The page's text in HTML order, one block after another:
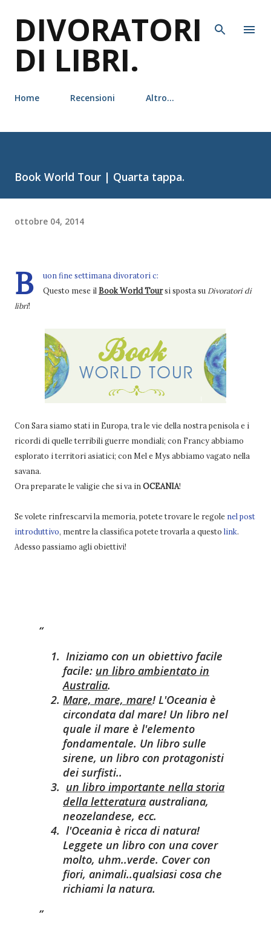
DIVORATORI
DI LIBRI.
Home Recensioni Altro…
Book World Tour | Quarta tappa.
ottobre 04, 2014
B
uon fine settimana divoratori c:
Questo mese il Book World Toursi sposta su Divoratori di
libri!
Con Sara siamo stati in Europa, tra le vie della nostra penisola e i
ricordi di quelle terribili guerre mondiali; con Francy abbiamo
esplorato i territori asiatici; con Mel e Mys abbiamo vagato nella
savana.
Ora preparate le valigie che si va in OCEANIA!
Se volete rinfrescarvi la memoria, potete trovare le regole nel post
introduttivo, mentre la classifica potete trovarla a questo link.
Adesso passiamo agli obiettivi!
Iniziamo con un obiettivo facile
facile: un libro ambientato in
Australia.
Mare, mare, mare!L'Oceania è
circondata dal mare! Un libro nel
quale il mare è l'elemento
fondamentale. Un libro sulle
sirene, un libro con protagonisti
dei surfisti..
un libro importante nella storia
della letteratura australiana,
neozelandese, ecc.
l'Oceania è ricca di natura!
Leggete un libro con una cover
molto, uhm..verde. Cover con
fiori, animali..qualsiasi cosa che
richiami la natura.